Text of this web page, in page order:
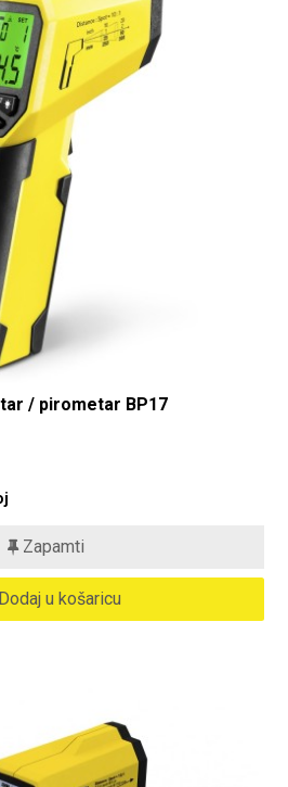
/ pirometar BP17
Zapamti
Dodaj u košaricu